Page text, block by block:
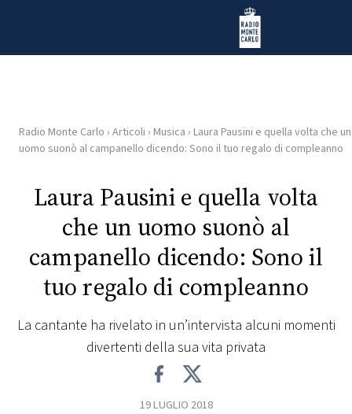
Radio Monte Carlo
HOME
RADIO
PLAYLIST
Radio Monte Carlo › Articoli › Musica › Laura Pausini e quella volta che un
uomo suonò al campanello dicendo: Sono il tuo regalo di compleanno
Laura Pausini e quella volta
che un uomo suonò al
campanello dicendo: Sono il
tuo regalo di compleanno
La cantante ha rivelato in un’intervista alcuni momenti
divertenti della sua vita privata
19 LUGLIO 2018